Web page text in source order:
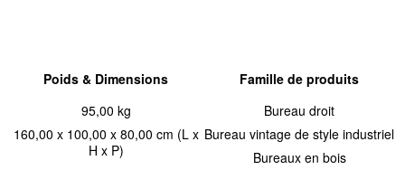
Poids & Dimensions
95,00 kg
160,00 x 100,00 x 80,00 cm (L x
H x P)
Famille de produits
Bureau droit
Bureau vintage de style industriel
Bureaux en bois